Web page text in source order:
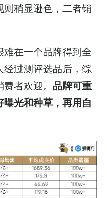
稍显逊色，二者销
在一个品牌得到全
过测评选品后，综
者欢迎。 品牌可重
光和种草，再用自